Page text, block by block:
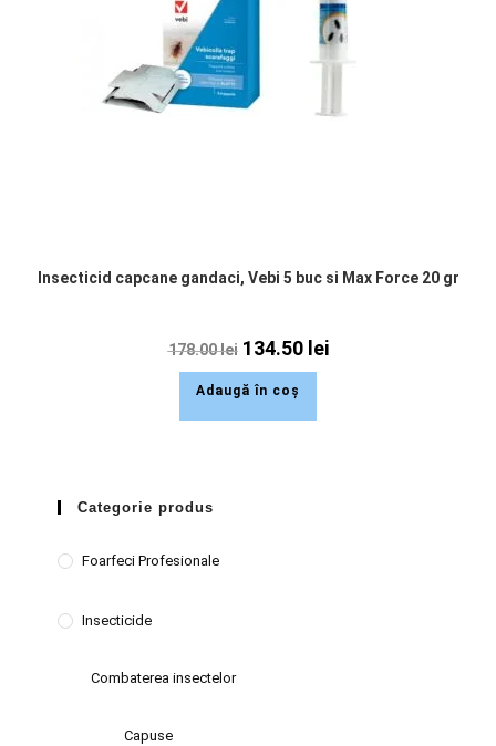
Insecticid capcane gandaci, Vebi 5 buc si Max Force 20 gr
178.00lei 134.50 lei
Adaugă în coș
Categorie produs
Foarfeci Profesionale
Insecticide
Combaterea insectelor
Capuse